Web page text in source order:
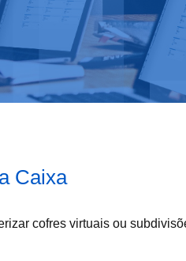
Caixa
cofres virtuais ou